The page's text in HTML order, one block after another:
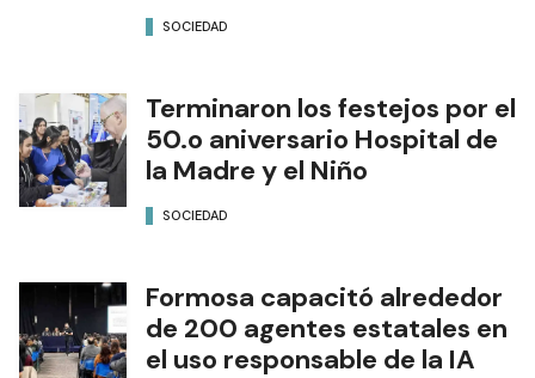
SOCIEDAD
Terminaron los festejos por el
50.o aniversario Hospital de
la Madre y el Niño
SOCIEDAD
Formosa capacitó alrededor
de 200 agentes estatales en
el uso responsable de la IA